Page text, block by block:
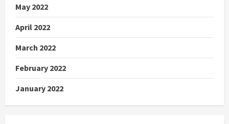
May 2022
April 2022
March 2022
February 2022
January 2022